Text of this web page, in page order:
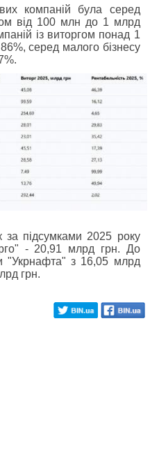
компаній була серед
від 100 млн до 1 млрд
із виторгом понад 1
серед малого бізнесу
за підсумками 2025 року
- 20,91 млрд грн. До
"Укрнафта" з 16,05 млрд
грн.